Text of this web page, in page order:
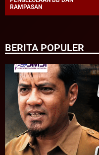
RAMPASAN
BERITA POPULER